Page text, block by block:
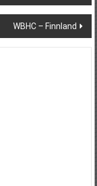
WBHC – Finnland